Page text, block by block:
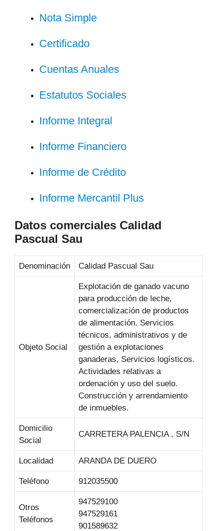
Nota Simple
Certificado
Cuentas Anuales
Estatutos Sociales
Informe Integral
Informe Financiero
Informe de Crédito
Informe Mercantil Plus
Datos comerciales Calidad
Pascual Sau
Denominación Calidad Pascual Sau
Objeto Social
Explotación de ganado vacuno
para producción de leche,
comercialización de productos
de alimentación. Servicios
técnicos, administrativos y de
gestión a explotaciones
ganaderas, Servicios logísticos.
Actividades relativas a
ordenación y uso del suelo.
Construcción y arrendamiento
de inmuebles.
Domicilio
Social
CARRETERA PALENCIA , S/N
Localidad ARANDA DE DUERO
Teléfono 912035500
Otros
Teléfonos
947529100
947529161
901589632